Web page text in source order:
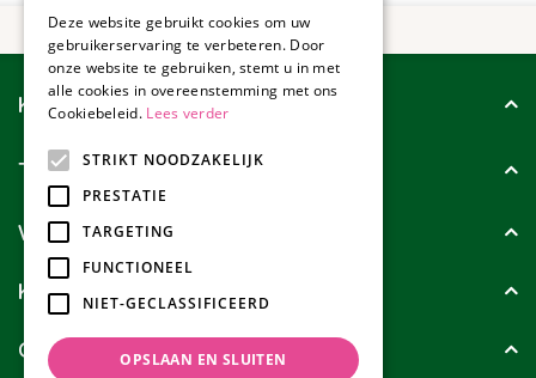
Klantenservice
Tuincollectie
Wie zijn wij?
Klanten geven ons
Contact
Deze website gebruikt cookies om uw
gebruikerservaring te verbeteren. Door
onze website te gebruiken, stemt u in met
alle cookies in overeenstemming met ons
Cookiebeleid. Lees verder
STRIKT NOODZAKELIJK
PRESTATIE
TARGETING
FUNCTIONEEL
NIET-GECLASSIFICEERD
OPSLAAN EN SLUITEN